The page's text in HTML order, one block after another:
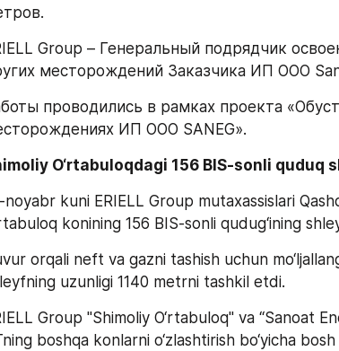
Group – Генеральный подрядчик
месторождений Заказчика ИП ООО
проводились в рамках проекта
ИП ООО SANEG».
O‘rtabuloqdagi 156 BIS-sonli quduq
noyabr kuni ERIELL Group mutaxassislari
konining 156 BIS-sonli qudug‘ining
orqali neft va gazni tashish uchun
uzunligi 1140 metrni tashkil etdi.
Group "Shimoliy O‘rtabuloq" va “Sanoat
boshqa konlarni o‘zlashtirish bo‘yicha